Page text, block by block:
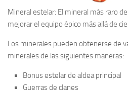
Mineral estelar: El mineral más raro
mejorar el equipo épico más allá de
Los minerales pueden obtenerse de
minerales de las siguientes maneras:
Bonus estelar de aldea principal
Guerras de clanes